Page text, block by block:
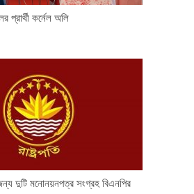
প্রার্থী কর্নেল অলি
জন্য দুটি মনোনয়নপত্র সংগ্রহ বিএনপির